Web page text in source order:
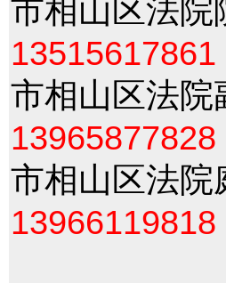
市相山区法
13515617861
市相山区法
13965877828
市相山区法
13966119818